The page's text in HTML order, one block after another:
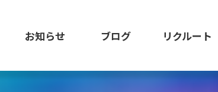
お知らせ ブログ リクルート